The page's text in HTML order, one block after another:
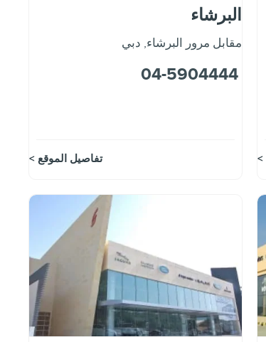
البرشاء
مقابل مرور البرشاء, دبي
04-5904444
تفاصيل الموقع